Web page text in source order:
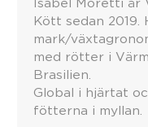
Kött sedan 2019.
mark/
med rötter i
Brasilien.
Global i hjärtat
fötterna i myllan.